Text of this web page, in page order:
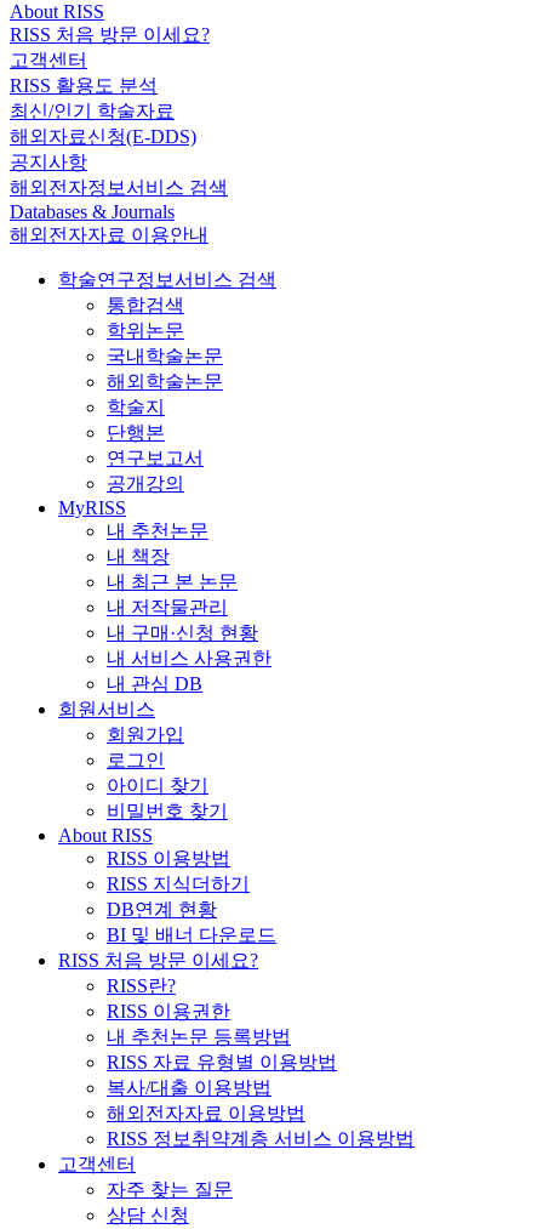
About RISS
RISS 처음 방문 이세요?
고객센터
RISS 활용도 분석
최신/인기 학술자료
해외자료신청(E-DDS)
공지사항
해외전자정보서비스 검색
Databases & Journals
해외전자자료 이용안내
학술연구정보서비스 검색
통합검색
학위논문
국내학술논문
해외학술논문
학술지
단행본
연구보고서
공개강의
MyRISS
내 추천논문
내 책장
내 최근 본 논문
내 저작물관리
내 구매·신청 현황
내 서비스 사용권한
내 관심 DB
회원서비스
회원가입
로그인
아이디 찾기
비밀번호 찾기
About RISS
RISS 이용방법
RISS 지식더하기
DB연계 현황
BI 및 배너 다운로드
RISS 처음 방문 이세요?
RISS란?
RISS 이용권한
내 추천논문 등록방법
RISS 자료 유형별 이용방법
복사/대출 이용방법
해외전자자료 이용방법
RISS 정보취약계층 서비스 이용방법
고객센터
자주 찾는 질문
상담 신청